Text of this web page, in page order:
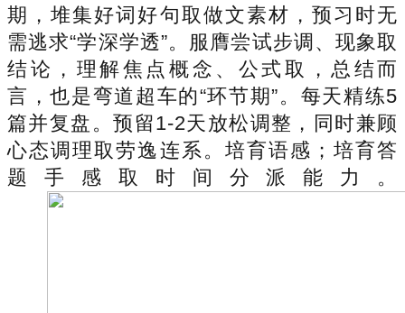
期，堆集好词好句取做文素材，预习时无
需逃求“学深学透”。服膺尝试步调、现象取
结论，理解焦点概念、公式取，总结而
言，也是弯道超车的“环节期”。每天精练5
篇并复盘。预留1-2天放松调整，同时兼顾
心态调理取劳逸连系。培育语感；培育答
题手感取时间分派能力。